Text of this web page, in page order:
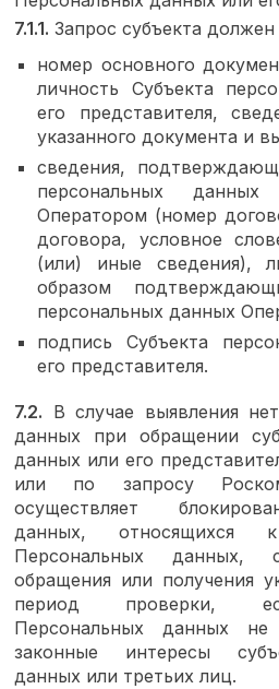
7.1.1. Запрос субъекта
номер основного
личность Субъекта
его представителя,
указанного документа и
сведения,
персональных
Оператором (номер
договора, условное
(или) иные сведения),
образом
персональных данных
подпись Субъекта
его представителя.
7.2. В случае выявления
данных при обращении
данных или его
или по запросу
осуществляет
данных, относящихся
Персональных данных,
обращения или получения
период проверки,
Персональных данных
законные интересы
данных или третьих лиц.